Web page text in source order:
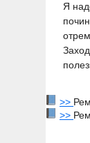
Я
>>
>>